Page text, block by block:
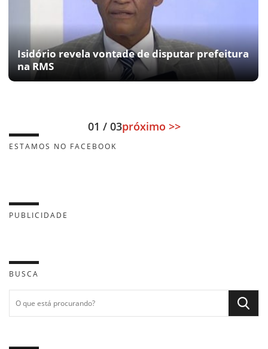
Isidório revela vontade de disputar prefeitura
na RMS
01 / 03próximo >>
ESTAMOS NO FACEBOOK
PUBLICIDADE
BUSCA